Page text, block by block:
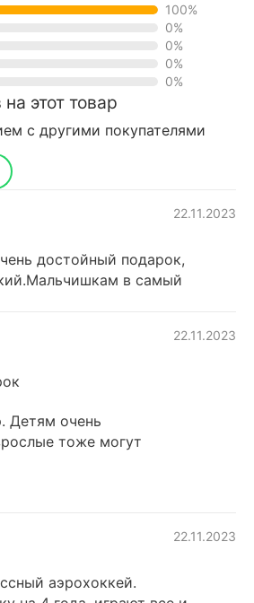
100%
0%
0%
0%
0%
этот товар
с другими покупателями
22.11.2023
достойный подарок,
в самый
22.11.2023
Детям очень
тоже могут
22.11.2023
аэрохоккей.